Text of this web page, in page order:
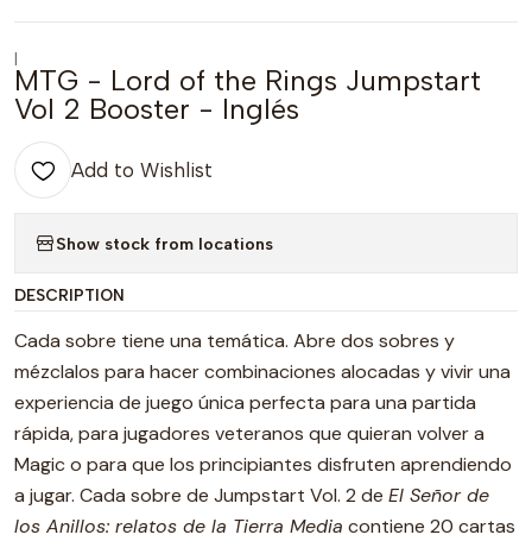
|
MTG - Lord of the Rings Jumpstart
Vol 2 Booster - Inglés
Add to Wishlist
Show stock from locations
DESCRIPTION
Cada sobre tiene una temática. Abre dos sobres y
mézclalos para hacer combinaciones alocadas y vivir una
experiencia de juego única perfecta para una partida
rápida, para jugadores veteranos que quieran volver a
Magic o para que los principiantes disfruten aprendiendo
a jugar. Cada sobre de Jumpstart Vol. 2 de El Señor de
los Anillos: relatos de la Tierra Media contiene 20 cartas